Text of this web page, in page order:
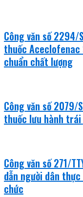
Công văn số 2294/
thuốc Aceclofenac
chuẩn chất lượng
Công văn số 2079/
thuốc lưu hành
Công văn số 271/
dẫn người dân
chức